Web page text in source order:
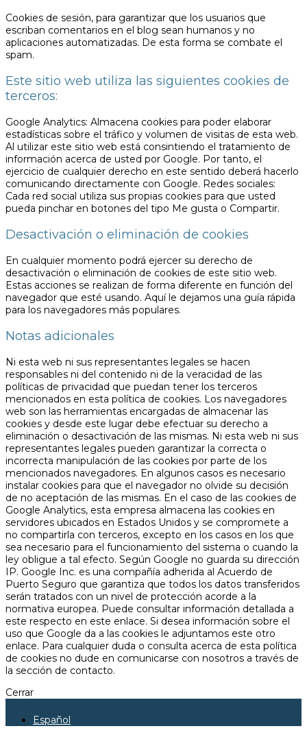
Cookies de sesión, para garantizar que los usuarios que
escriban comentarios en el blog sean humanos y no
aplicaciones automatizadas. De esta forma se combate el
spam.
Este sitio web utiliza las siguientes cookies de
terceros:
Google Analytics: Almacena cookies para poder elaborar
estadísticas sobre el tráfico y volumen de visitas de esta web.
Al utilizar este sitio web está consintiendo el tratamiento de
información acerca de usted por Google. Por tanto, el
ejercicio de cualquier derecho en este sentido deberá hacerlo
comunicando directamente con Google. Redes sociales:
Cada red social utiliza sus propias cookies para que usted
pueda pinchar en botones del tipo Me gusta o Compartir.
Desactivación o eliminación de cookies
En cualquier momento podrá ejercer su derecho de
desactivación o eliminación de cookies de este sitio web.
Estas acciones se realizan de forma diferente en función del
navegador que esté usando. Aquí le dejamos una guía rápida
para los navegadores más populares.
Notas adicionales
Ni esta web ni sus representantes legales se hacen
responsables ni del contenido ni de la veracidad de las
políticas de privacidad que puedan tener los terceros
mencionados en esta política de cookies. Los navegadores
web son las herramientas encargadas de almacenar las
cookies y desde este lugar debe efectuar su derecho a
eliminación o desactivación de las mismas. Ni esta web ni sus
representantes legales pueden garantizar la correcta o
incorrecta manipulación de las cookies por parte de los
mencionados navegadores. En algunos casos es necesario
instalar cookies para que el navegador no olvide su decisión
de no aceptación de las mismas. En el caso de las cookies de
Google Analytics, esta empresa almacena las cookies en
servidores ubicados en Estados Unidos y se compromete a
no compartirla con terceros, excepto en los casos en los que
sea necesario para el funcionamiento del sistema o cuando la
ley obligue a tal efecto. Según Google no guarda su dirección
IP. Google Inc. es una compañía adherida al Acuerdo de
Puerto Seguro que garantiza que todos los datos transferidos
serán tratados con un nivel de protección acorde a la
normativa europea. Puede consultar información detallada a
este respecto en este enlace. Si desea información sobre el
uso que Google da a las cookies le adjuntamos este otro
enlace. Para cualquier duda o consulta acerca de esta política
de cookies no dude en comunicarse con nosotros a través de
la sección de contacto.
Cerrar
Español